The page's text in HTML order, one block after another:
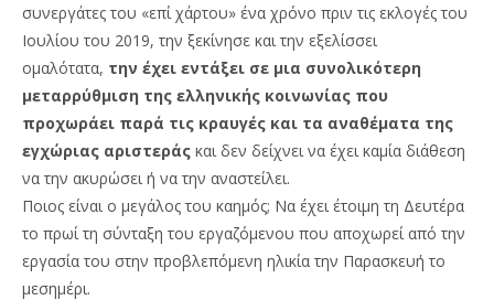
συνεργάτες του «επί χάρτου» ένα χρόνο πριν τις εκλογές του
Ιουλίου του 2019, την ξεκίνησε και την εξελίσσει
ομαλότατα, την έχει εντάξει σε μια συνολικότερη
μεταρρύθμιση της ελληνικής κοινωνίας που
προχωράει παρά τις κραυγές και τα αναθέματα της
εγχώριας αριστεράς και δεν δείχνει να έχει καμία διάθεση
να την ακυρώσει ή να την αναστείλει.
Ποιος είναι ο μεγάλος του καημός; Να έχει έτοιμη τη Δευτέρα
το πρωί τη σύνταξη του εργαζόμενου που αποχωρεί από την
εργασία του στην προβλεπόμενη ηλικία την Παρασκευή το
μεσημέρι.